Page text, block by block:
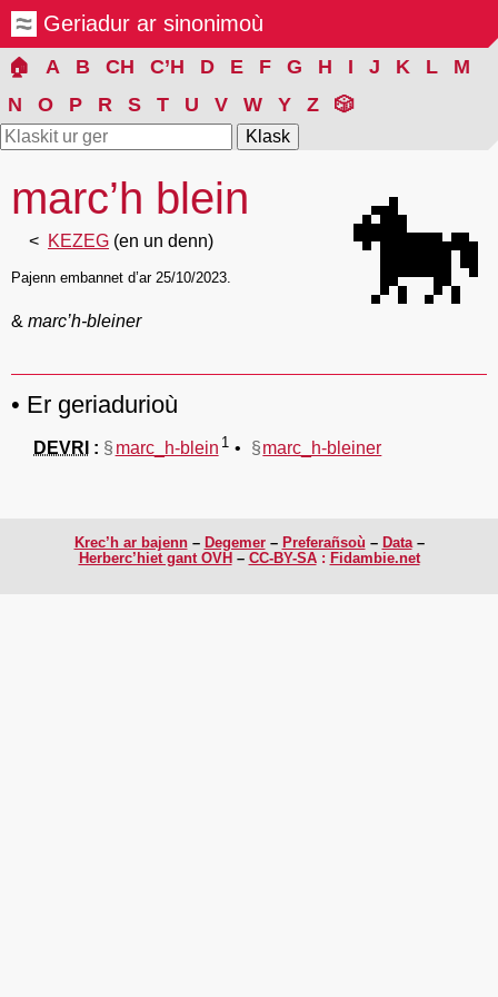
Geriadur ar sinonimoù
🏠 A B CH C’H D E F G H I J K L
M
N
O P R S T U V W Y Z 🎲
🐎
marc’h blein
KEZEG (en un denn)
Pajenn embannet d’ar 25/10/2023.
& marc’h-bleiner
Er geriadurioù
DEVRI § marc_h-blein 1 §marc_h-bleiner
Krec’h ar bajenn Degemer Preferañsoù
Data
Herberc’hiet gant OVH
CC-BY-SA: Fidambie.net